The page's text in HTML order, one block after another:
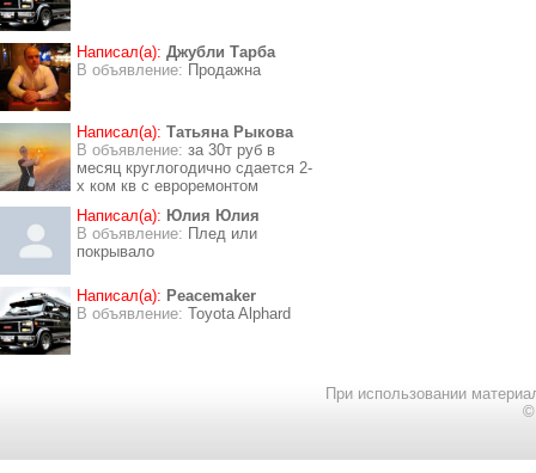
Написал(а): Джубли Тарба
В объявление: Продажна
Написал(а): Татьяна Рыкова
В объявление: за 30т руб в
месяц круглогодично сдается 2-
х ком кв с евроремонтом
Написал(а): Юлия Юлия
В объявление: Плед или
покрывало
Написал(а): Peacemaker
В объявление: Toyota Alphard
При использовании